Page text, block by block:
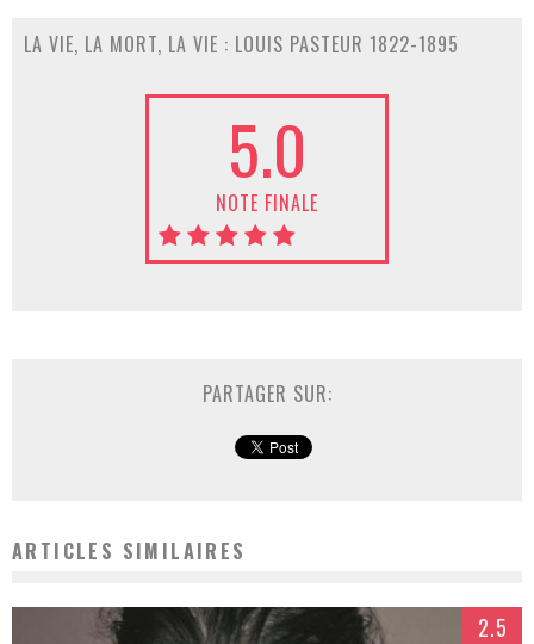
LA VIE, LA MORT, LA VIE : LOUIS PASTEUR 1822-1895
5.0
NOTE FINALE
PARTAGER SUR:
ARTICLES SIMILAIRES
2.5